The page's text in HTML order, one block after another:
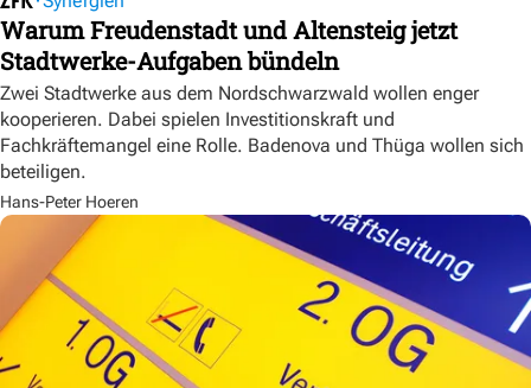
Warum Freudenstadt und Altensteig jetzt
Stadtwerke-Aufgaben bündeln
Zwei Stadtwerke aus dem Nordschwarzwald wollen enger
kooperieren. Dabei spielen Investitionskraft und
Fachkräftemangel eine Rolle. Badenova und Thüga wollen sich
beteiligen.
Hans-Peter Hoeren